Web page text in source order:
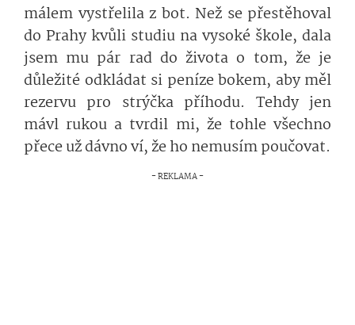
málem vystřelila z bot. Než se přestěhoval
do Prahy kvůli studiu na vysoké škole, dala
jsem mu pár rad do života o tom, že je
důležité odkládat si peníze bokem, aby měl
rezervu pro strýčka příhodu. Tehdy jen
mávl rukou a tvrdil mi, že tohle všechno
přece už dávno ví, že ho nemusím poučovat.